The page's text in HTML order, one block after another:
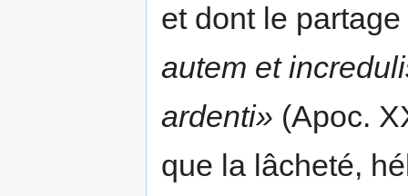
et dont le
autem et
ardenti» (Apoc.
que la lâcheté,